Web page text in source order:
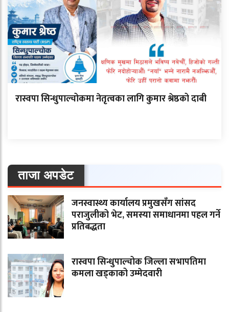
रास्वपा सिन्धुपाल्चोकमा नेतृत्वका लागि कुमार श्रेष्ठको दाबी
ताजा अपडेट
जनस्वास्थ्य कार्यालय प्रमुखसँग सांसद
पराजुलीको भेट, समस्या समाधानमा पहल गर्ने
प्रतिबद्धता
रास्वपा सिन्धुपाल्चोक जिल्ला सभापतिमा
कमला खड्काको उम्मेदवारी